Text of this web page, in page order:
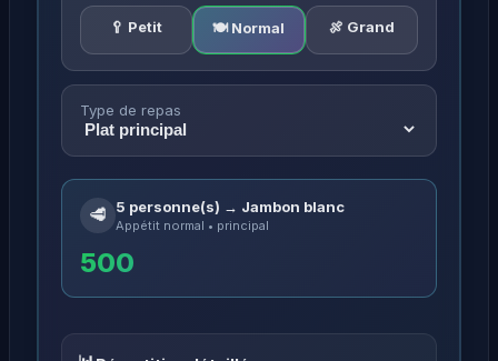
🥄 Petit 🍽️ Normal 🍖 Grand
Type de repas
🥩 5 personne(s) → Jambon blanc
Appétit normal • principal
500